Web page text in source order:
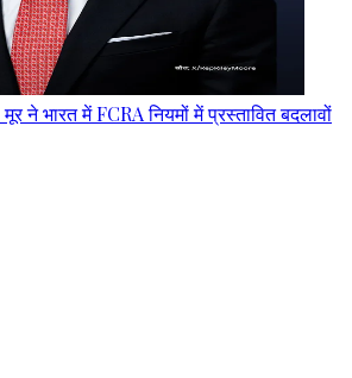
ने भारत में FCRA नियमों में प्रस्तावित बदलावों